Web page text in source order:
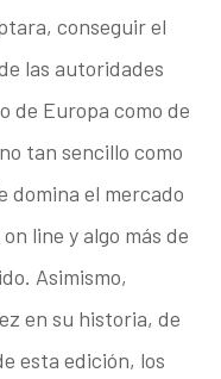
conseguir el
las autoridades
de Europa como de
tan sencillo como
domina el mercado
line y algo más de
Asimismo,
en su historia, de
esta edición, los